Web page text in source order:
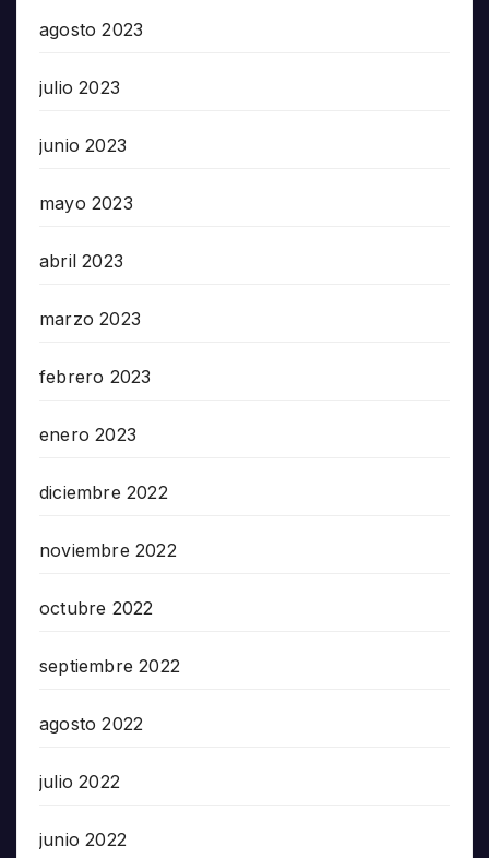
agosto 2023
julio 2023
junio 2023
mayo 2023
abril 2023
marzo 2023
febrero 2023
enero 2023
diciembre 2022
noviembre 2022
octubre 2022
septiembre 2022
agosto 2022
julio 2022
junio 2022